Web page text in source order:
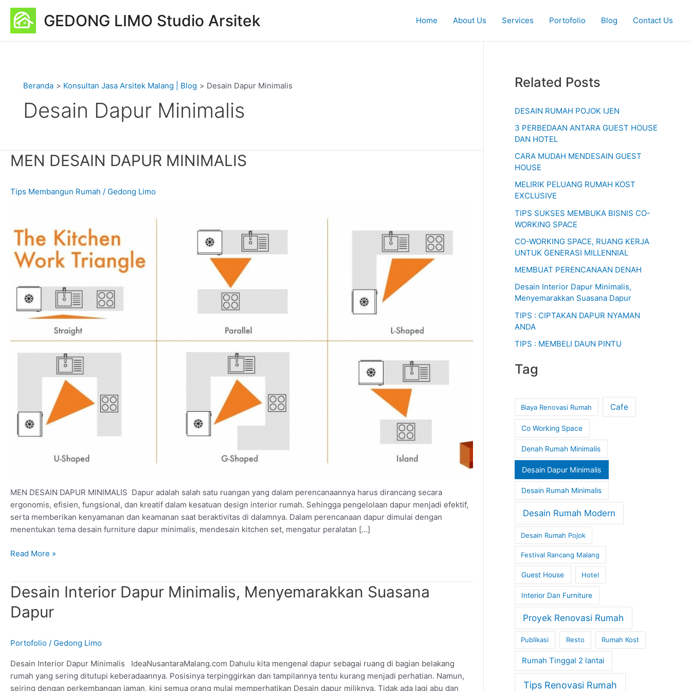
Lewati
konten
GEDONG LIMO Studio Arsitek Home About Us Services Portofolio Blog Contact Us
Beranda Konsultan Jasa Arsitek Malang | Blog Desain Dapur Minimalis
Desain Dapur Minimalis
MEN DESAIN DAPUR MINIMALIS
Tips Membangun Rumah / Gedong Limo
MEN DESAIN DAPUR MINIMALIS Dapur adalah salah satu ruangan yang dalam perencanaannya harus dirancang secara
ergonomis, efisien, fungsional, dan kreatif dalam kesatuan design interior rumah. Sehingga pengelolaan dapur menjadi efektif,
serta memberikan kenyamanan dan keamanan saat beraktivitas di dalamnya. Dalam perencanaan dapur dimulai dengan
menentukan tema desain furniture dapur minimalis, mendesain kitchen set, mengatur peralatan […]
MEN
DESAIN
MINIMALIS
Read More »
Desain Interior Dapur Minimalis, Menyemarakkan Suasana
Dapur
Portofolio / Gedong Limo
Desain Interior Dapur Minimalis IdeaNusantaraMalang.com Dahulu kita mengenal dapur sebagai ruang di bagian belakang
rumah yang sering ditutupi keberadaannya. Posisinya terpinggirkan dan tampilannya tentu kurang menjadi perhatian. Namun,
seiring dengan perkembangan jaman, kini semua orang mulai memperhatikan Desain dapur miliknya. Tidak ada lagi abu dan
Desain
Interior
Dapur
Minimalis,
Suasana
Dapur
Related Posts
DESAIN RUMAH POJOK IJEN
3 PERBEDAAN ANTARA GUEST HOUSE
DAN HOTEL
CARA MUDAH MENDESAIN GUEST
HOUSE
MELIRIK PELUANG RUMAH KOST
EXCLUSIVE
TIPS SUKSES MEMBUKA BISNIS CO-
WORKING SPACE
CO-WORKING SPACE, RUANG KERJA
UNTUK GENERASI MILLENNIAL
MEMBUAT PERENCANAAN DENAH
Desain Interior Dapur Minimalis,
Menyemarakkan Suasana Dapur
TIPS : CIPTAKAN DAPUR NYAMAN
ANDA
TIPS : MEMBELI DAUN PINTU
Tag
Biaya Renovasi Rumah Cafe
Co Working Space
Denah Rumah Minimalis
Desain Dapur Minimalis
Desain Rumah Minimalis
Desain Rumah Modern
Desain Rumah Pojok
Festival Rancang Malang
Guest House Hotel
Interior Dan Furniture
Proyek Renovasi Rumah
Publikasi Resto Rumah Kost
Rumah Tinggal 2 lantai
Tips Renovasi Rumah
a
o
i